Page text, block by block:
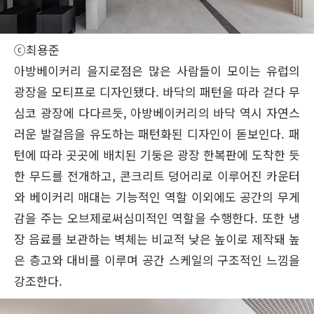
ⓒ최용준
아방베이커리 을지로점은 많은 사람들이 모이는 유럽의
광장을 모티프로 디자인됐다. 바닥의 패턴을 따라 걷다 무
심코 광장에 다다르듯, 아방베이커리의 바닥 역시 자연스
러운 발걸음을 유도하는 패턴화된 디자인이 돋보인다. 패
턴에 따라 곳곳에 배치된 기둥은 광장 한복판에 도착한 듯
한 무드를 전개하고, 콘크리트 덩어리로 이루어진 카운터
와 베이커리 매대는 기능적인 역할 이외에도 공간의 무게
감을 주는 오브제로써심미적인 역할을 수행한다. 또한 냉
장 음료를 보관하는 벽체는 비교적 낮은 높이로 제작돼 높
은 층고와 대비를 이루며 공간 스케일의 구조적인 느낌을
강조한다.